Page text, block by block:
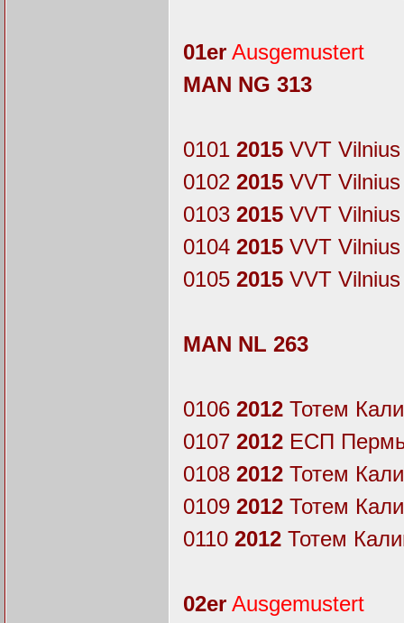
01er Ausgemustert
MAN NG 313
0101 2015VVT Vilnius
0102 2015VVT Vilnius
0103 2015VVT Vilnius
0104 2015VVT Vilnius
0105 2015VVT Vilnius
MAN NL 263
0106 2012Тотем
0107 2012ЕСП Пермь
0108 2012Тотем
0109 2012Тотем
0110 2012Тотем
02er Ausgemustert